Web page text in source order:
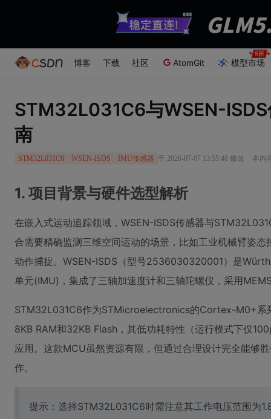
博客 下载 社区 AtomGit 模型市场
STM32L031C6与WSEN-
南
STM32L031C6 WSEN-ISDS IMU传感器 于 2026-07-07 13:55:48 修改 · 本内
1. 项目背景与硬件选型解析
在嵌入式运动追踪领域，WSEN-ISDS传感器与
合需要精确监测三维空间运动的场景，比如工业机械臂姿
动作捕捉。WSEN-ISDS（型号2536030320001）是
单元(IMU)，集成了三轴加速度计和三轴陀螺仪，采用
STM32L031C6作为STMicroelectronics的Cortex-M0+系
8KB RAM和32KB Flash，其低功耗特性（运行模式下仅
应用。这款MCU虽然资源有限，但通过合理设计完全能够
作。
提示：选择STM32L031C6时需注意其工作电压范围为